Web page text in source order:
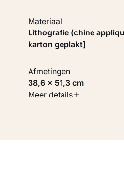
Materiaal
Lithografie (chine appliqué) [uitgeknipt en op
karton geplakt]
Afmetingen
38,6 × 51,3 cm
Soort werk
Meer details